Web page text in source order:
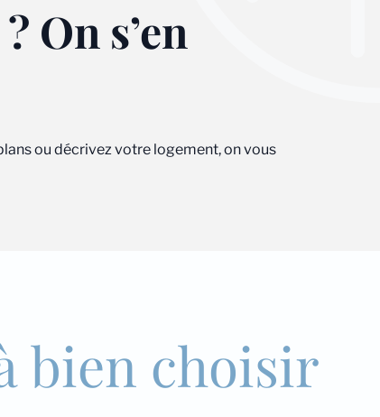
On s’en
ou décrivez votre logement, on vous
bien choisir